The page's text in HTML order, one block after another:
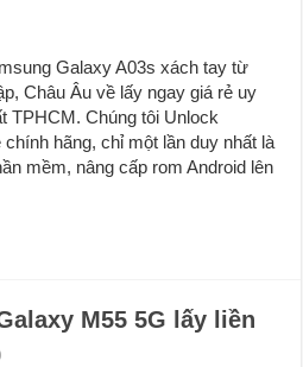
Galaxy A03s xách tay từ
Châu Âu về lấy ngay giá rẻ uy
TPHCM. Chúng tôi Unlock
hãng, chỉ một lần duy nhất là
mềm, nâng cấp rom Android lên
M55 5G lấy liền